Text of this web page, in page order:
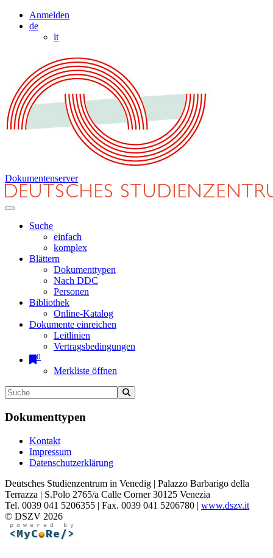
Anmelden
de
it
Dokumentenserver
Suche
einfach
komplex
Blättern
Dokumenttypen
Nach DDC
Personen
Bibliothek
Online-Katalog
Dokumente einreichen
Leitlinien
Vertragsbedingungen
0
Merkliste öffnen
Dokumenttypen
Kontakt
Impressum
Datenschutzerklärung
Deutsches Studienzentrum in Venedig | Palazzo Barbarigo della
Terrazza | S.Polo 2765/a Calle Corner 30125 Venezia
Tel. 0039 041 5206355 | Fax. 0039 041 5206780 | www.dszv.it
© DSZV 2026